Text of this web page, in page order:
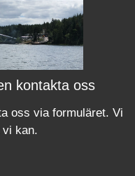
kontakta oss
oss via formuläret. Vi
kan.